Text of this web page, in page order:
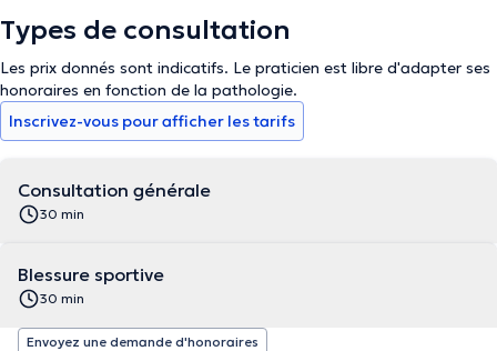
Types de consultation
Les prix donnés sont indicatifs. Le praticien est libre d'adapter ses
honoraires en fonction de la pathologie.
Inscrivez-vous pour afficher les tarifs
Consultation générale
30 min
Blessure sportive
30 min
Envoyez une demande d'honoraires